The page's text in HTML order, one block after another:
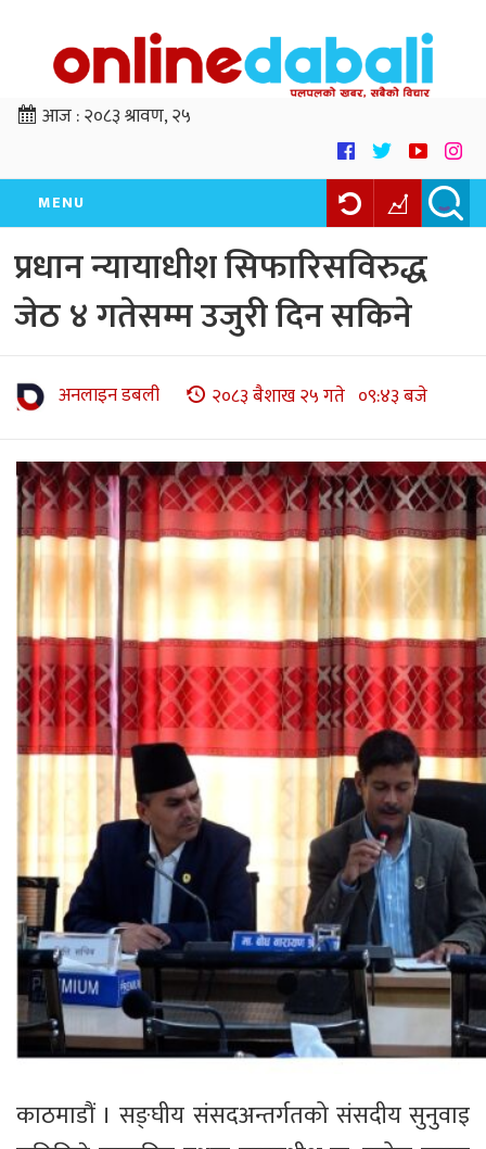
आज :२०८३ श्रावण, २५
MENU
प्रधान न्यायाधीश सिफारिसविरुद्ध
जेठ ४ गतेसम्म उजुरी दिन सकिने
अनलाइन डबली २०८३ बैशाख २५ गते ०९:४३ बजे
काठमाडौं । सङ्घीय संसदअन्तर्गतको संसदीय सुनुवाइ